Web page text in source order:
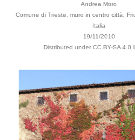
Andrea Moro
Comune di Trieste, muro in centro città,
Italia
19/11/2010
Distributed under CC BY-SA 4.0